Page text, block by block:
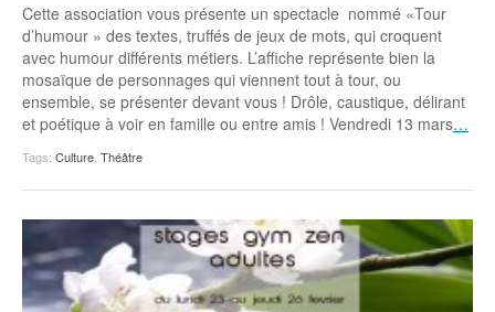
Cette association vous présente un spectacle nommé «Tour
d’humour » des textes, truffés de jeux de mots, qui croquent
avec humour différents métiers. L’affiche représente bien la
mosaïque de personnages qui viennent tout à tour, ou
ensemble, se présenter devant vous ! Drôle, caustique, délirant
et poétique à voir en famille ou entre amis ! Vendredi 13 mars…
Tags: Culture Théâtre